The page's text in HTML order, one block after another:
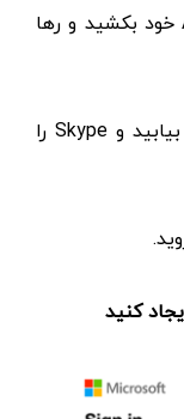
آرم اسکایپ را در پوشه‌ی Applications خود بکشید و رها
آرم Skype را در پوشه‌ی Applications بیابید و Skype را